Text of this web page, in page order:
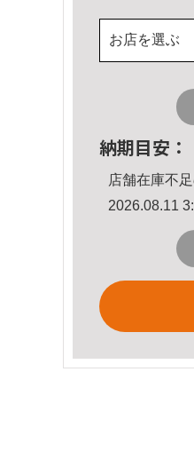
お店を選ぶ
納期目安：
店舗在庫不
2026.08.11